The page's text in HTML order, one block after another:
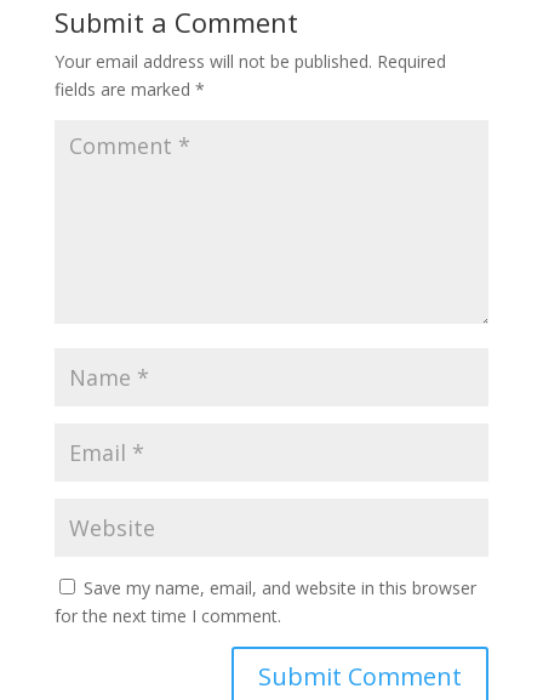
Submit a Comment
Your email address will not be published. Required
fields are marked *
Save my name, email, and website in this browser
for the next time I comment.